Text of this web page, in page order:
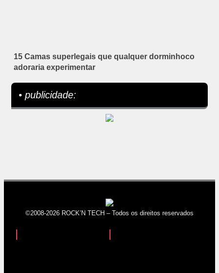
15 Camas superlegais que qualquer dorminhoco
adoraria experimentar
• publicidade:
©2008-2026 ROCK’N TECH – Todos os direitos reservados